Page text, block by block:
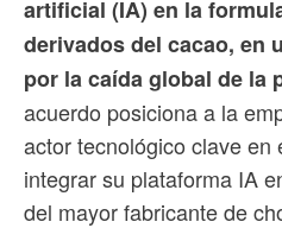
artificial (IA) en la
derivados del cacao, en
por la caída global de la
acuerdo posiciona a la
actor tecnológico clave en
integrar su plataforma IA
del mayor fabricante de